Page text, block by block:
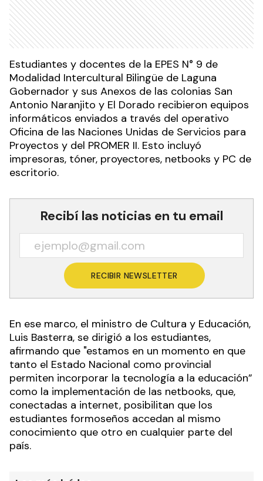
Estudiantes y docentes de la EPES N° 9 de
Modalidad Intercultural Bilingüe de Laguna
Gobernador y sus Anexos de las colonias San
Antonio Naranjito y El Dorado recibieron equipos
informáticos enviados a través del operativo
Oficina de las Naciones Unidas de Servicios para
Proyectos y del PROMER II. Esto incluyó
impresoras, tóner, proyectores, netbooks y PC de
escritorio.
Recibí las noticias en tu email
RECIBIR NEWSLETTER
En ese marco, el ministro de Cultura y Educación,
Luis Basterra, se dirigió a los estudiantes,
afirmando que "estamos en un momento en que
tanto el Estado Nacional como provincial
permiten incorporar la tecnología a la educación”
como la implementación de las netbooks, que,
conectadas a internet, posibilitan que los
estudiantes formoseños accedan al mismo
conocimiento que otro en cualquier parte del
país.